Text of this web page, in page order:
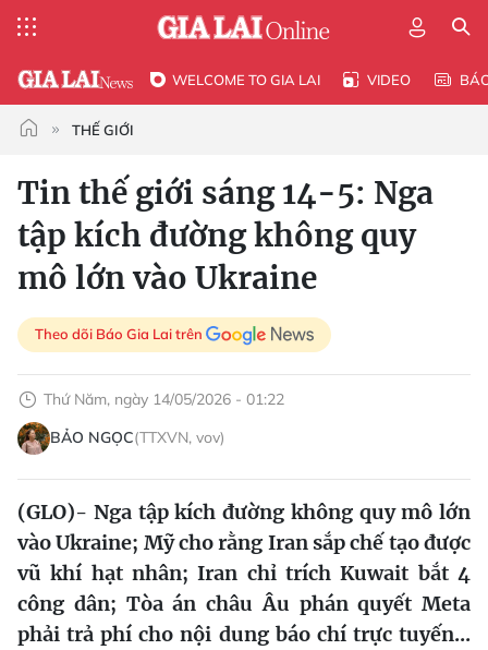
WELCOME TO GIA LAI VIDEO
THẾ GIỚI
Tin thế giới sáng 14-5: Nga
tập kích đường không quy
mô lớn vào Ukraine
Theo dõi Báo Gia Lai trên
Thứ Năm, ngày 14/05/2026 - 01:22
BẢO NGỌC(TTXVN, vov)
(GLO)- Nga tập kích đường không quy mô lớn
vào Ukraine; Mỹ cho rằng Iran sắp chế tạo được
vũ khí hạt nhân; Iran chỉ trích Kuwait bắt 4
công dân; Tòa án châu Âu phán quyết Meta
phải trả phí cho nội dung báo chí trực tuyến...